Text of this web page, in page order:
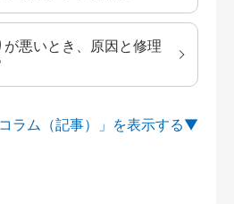
悪いとき、原因と修理
ラム（記事）」を